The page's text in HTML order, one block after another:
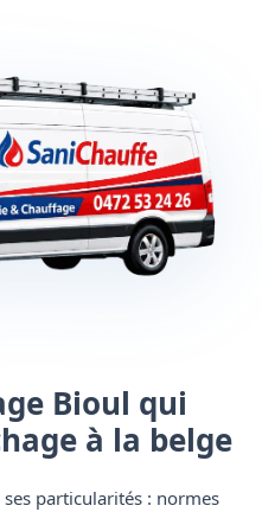
Bioul qui
à la belge
particularités : normes